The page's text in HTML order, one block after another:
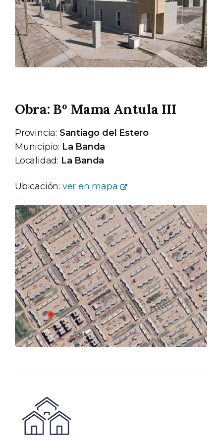
Obra: Bº Mama Antula III
Provincia: Santiago del Estero
Municipio: La Banda
Localidad: La Banda
Ubicación: ver en mapa